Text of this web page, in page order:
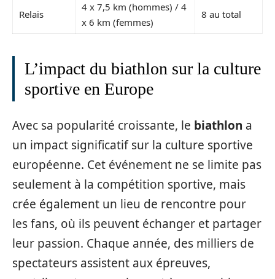
Relais
4 x 7,5 km (hommes) / 4
x 6 km (femmes)
8 au total
L’impact du biathlon sur la culture
sportive en Europe
Avec sa popularité croissante, le biathlon a
un impact significatif sur la culture sportive
européenne. Cet événement ne se limite pas
seulement à la compétition sportive, mais
crée également un lieu de rencontre pour
les fans, où ils peuvent échanger et partager
leur passion. Chaque année, des milliers de
spectateurs assistent aux épreuves,